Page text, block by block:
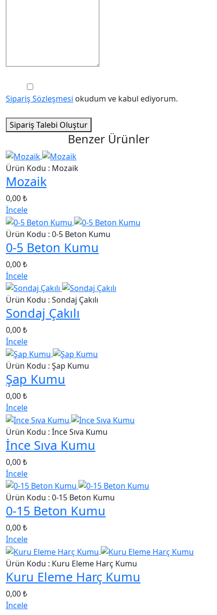
Sipariş Sözleşmesi okudum ve kabul ediyorum.
Sipariş Talebi Oluştur
Benzer Ürünler
Ürün Kodu : Mozaik
Mozaik
0,00 ₺
İncele
Ürün Kodu : 0-5 Beton Kumu
0-5 Beton Kumu
0,00 ₺
İncele
Ürün Kodu : Sondaj Çakılı
Sondaj Çakılı
0,00 ₺
İncele
Ürün Kodu : Şap Kumu
Şap Kumu
0,00 ₺
İncele
Ürün Kodu : İnce Sıva Kumu
İnce Sıva Kumu
0,00 ₺
İncele
Ürün Kodu : 0-15 Beton Kumu
0-15 Beton Kumu
0,00 ₺
İncele
Ürün Kodu : Kuru Eleme Harç Kumu
Kuru Eleme Harç Kumu
0,00 ₺
İncele